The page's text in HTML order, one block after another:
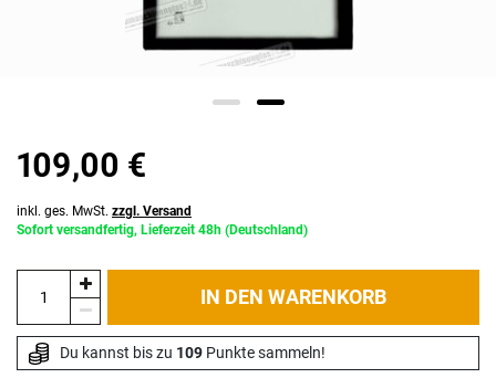
109,00 €
inkl. ges. MwSt. zzgl. Versand
Sofort versandfertig, Lieferzeit 48h (Deutschland)
IN DEN WARENKORB
Du kannst bis zu 109 Punkte sammeln!